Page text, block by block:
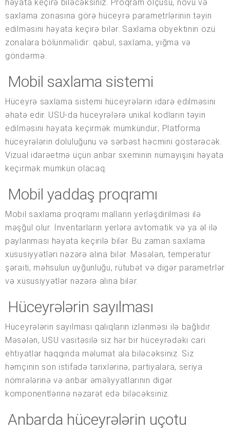
həyata keçirə biləcəksiniz. Proqram ölçüsü, növü və
saxlama zonasına görə hüceyrə parametrlərinin təyin
edilməsini həyata keçirə bilər. Saxlama obyektinin özü
zonalara bölünməlidir: qəbul, saxlama, yığma və
göndərmə.
Mobil saxlama sistemi
Hüceyrə saxlama sistemi hüceyrələrin idarə edilməsini
əhatə edir. USU-da hüceyrələrə unikal kodların təyin
edilməsini həyata keçirmək mümkündür; Platforma
hüceyrələrin doluluğunu və sərbəst həcmini göstərəcək.
Vizual idarəetmə üçün anbar sxeminin nümayişini həyata
keçirmək mümkün olacaq.
Mobil yaddaş proqramı
Mobil saxlama proqramı malların yerləşdirilməsi ilə
məşğul olur. İnventarların yerlərə avtomatik və ya əl ilə
paylanması həyata keçirilə bilər. Bu zaman saxlama
xüsusiyyətləri nəzərə alına bilər. Məsələn, temperatur
şəraiti, məhsulun uyğunluğu, rütubət və digər parametrlər
və xüsusiyyətlər nəzərə alına bilər.
Hüceyrələrin sayılması
Hüceyrələrin sayılması qalıqların izlənməsi ilə bağlıdır.
Məsələn, USU vasitəsilə siz hər bir hüceyrədəki cari
ehtiyatlar haqqında məlumat ala biləcəksiniz. Siz
həmçinin son istifadə tarixlərinə, partiyalara, seriya
nömrələrinə və anbar əməliyyatlarının digər
komponentlərinə nəzarət edə biləcəksiniz.
Anbarda hüceyrələrin uçotu